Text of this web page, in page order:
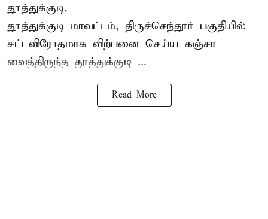
தூத்துக்குடி,
தூத்துக்குடி மாவட்டம், திருச்செந்தூர் பகுதியில்
சட்டவிரோதமாக விற்பனை செய்ய கஞ்சா
வைத்திருந்த தூத்துக்குடி ...
Read More